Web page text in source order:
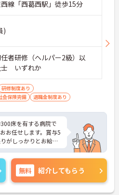
線「西葛西駅」徒歩15分
)
者研修（ヘルパー2級）以
士 いずれか
研修制度あり
会保険完備 退職金制度あり
床を有する病院で
お任せします。賞与5
がしっかりとお給与
イントなど、さらに
気軽にご相談くださ
無料 紹介してもらう